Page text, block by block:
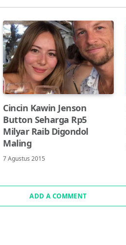
Cincin Kawin Jenson
Button Seharga Rp5
Milyar Raib Digondol
Maling
7 Agustus 2015
ADD A COMMENT